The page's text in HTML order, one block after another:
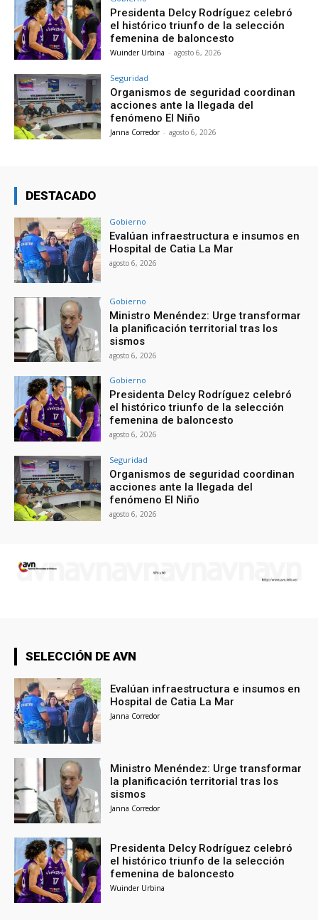
Presidenta Delcy Rodríguez celebró
el histórico triunfo de la selección
femenina de baloncesto
Wuinder Urbina - agosto 6, 2026
Seguridad
Organismos de seguridad coordinan
acciones ante la llegada del
fenómeno El Niño
Janna Corredor - agosto 6, 2026
DESTACADO
Gobierno
Evalúan infraestructura e insumos en
Hospital de Catia La Mar
agosto 6, 2026
Gobierno
Ministro Menéndez: Urge transformar
la planificación territorial tras los
sismos
agosto 6, 2026
Gobierno
Presidenta Delcy Rodríguez celebró
el histórico triunfo de la selección
femenina de baloncesto
agosto 6, 2026
Seguridad
Organismos de seguridad coordinan
acciones ante la llegada del
fenómeno El Niño
agosto 6, 2026
SELECCIÓN DE AVN
Evalúan infraestructura e insumos en
Hospital de Catia La Mar
Janna Corredor
Ministro Menéndez: Urge transformar
la planificación territorial tras los
sismos
Janna Corredor
Presidenta Delcy Rodríguez celebró
el histórico triunfo de la selección
femenina de baloncesto
Wuinder Urbina